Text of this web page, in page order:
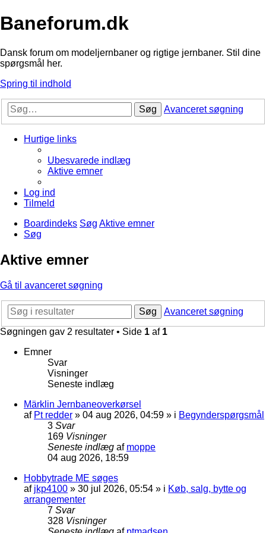
Baneforum.dk
Dansk forum om modeljernbaner og rigtige jernbaner. Stil dine
spørgsmål her.
Spring til indhold
Søg Avanceret søgning
Hurtige links
Ubesvarede indlæg
Aktive emner
Log ind
Tilmeld
Boardindeks Søg Aktive emner
Søg
Aktive emner
Gå til avanceret søgning
Søg
Avanceret søgning
Søgningen gav 2 resultater • Side 1 af 1
Emner
Svar
Visninger
Seneste indlæg
Märklin Jernbaneoverkørsel
af Pt redder » 04 aug 2026, 04:59 » i Begynderspørgsmål
3 Svar
169 Visninger
Seneste indlæg af moppe
04 aug 2026, 18:59
Hobbytrade ME søges
af jkp4100 » 30 jul 2026, 05:54 » i Køb, salg, bytte og
arrangementer
7 Svar
328 Visninger